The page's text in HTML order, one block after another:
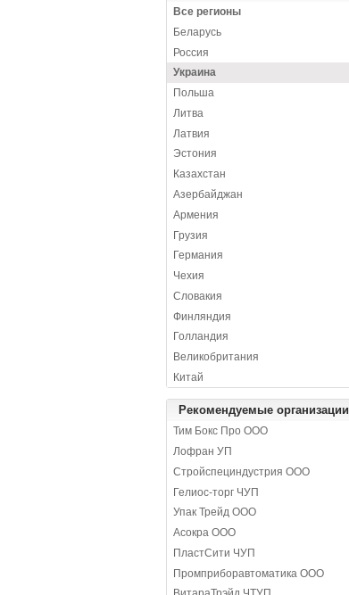
Все регионы
Беларусь
Россия
Украина
Польша
Литва
Латвия
Эстония
Казахстан
Азербайджан
Армения
Грузия
Германия
Чехия
Словакия
Финляндия
Голландия
Великобритания
Китай
Рекомендуемые организации
Тим Бокс Про ООО
Лофран УП
Стройспециндустрия ООО
Гелиос-торг ЧУП
Упак Трейд ООО
Асокра ООО
ПластСити ЧУП
Промприборавтоматика ООО